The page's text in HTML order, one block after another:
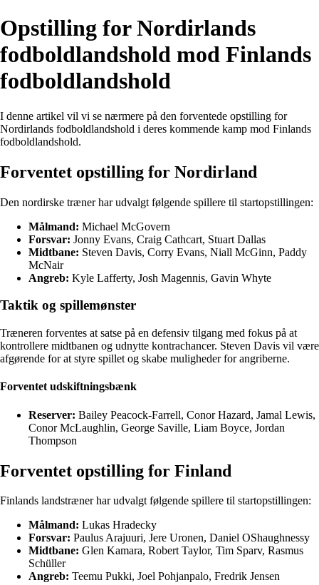
Opstilling for Nordirlands
fodboldlandshold mod Finlands
fodboldlandshold
I denne artikel vil vi se nærmere på den forventede opstilling for
Nordirlands fodboldlandshold i deres kommende kamp mod Finlands
fodboldlandshold.
Forventet opstilling for Nordirland
Den nordirske træner har udvalgt følgende spillere til startopstillingen:
Målmand: Michael McGovern
Forsvar: Jonny Evans, Craig Cathcart, Stuart Dallas
Midtbane: Steven Davis, Corry Evans, Niall McGinn, Paddy
McNair
Angreb: Kyle Lafferty, Josh Magennis, Gavin Whyte
Taktik og spillemønster
Træneren forventes at satse på en defensiv tilgang med fokus på at
kontrollere midtbanen og udnytte kontrachancer. Steven Davis vil være
afgørende for at styre spillet og skabe muligheder for angriberne.
Forventet udskiftningsbænk
Reserver: Bailey Peacock-Farrell, Conor Hazard, Jamal Lewis,
Conor McLaughlin, George Saville, Liam Boyce, Jordan
Thompson
Forventet opstilling for Finland
Finlands landstræner har udvalgt følgende spillere til startopstillingen:
Målmand: Lukas Hradecky
Forsvar: Paulus Arajuuri, Jere Uronen, Daniel OShaughnessy
Midtbane: Glen Kamara, Robert Taylor, Tim Sparv, Rasmus
Schüller
Angreb: Teemu Pukki, Joel Pohjanpalo, Fredrik Jensen